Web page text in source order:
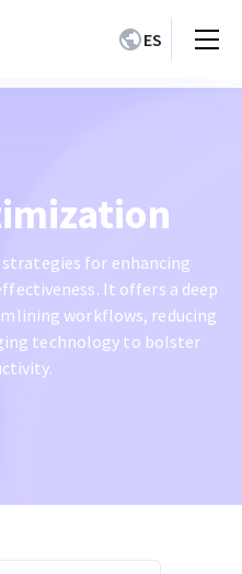
ES
for enhancing
It offers a deep
workflows, reducing
technology to bolster